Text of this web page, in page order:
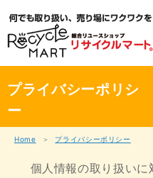
を
ス
ププライバシーポリシ
ー
Home プライバシーポリシー
個人情報の取り扱い